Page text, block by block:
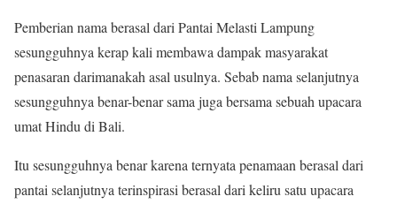
Pemberian nama berasal dari Pantai Melasti Lampung
sesungguhnya kerap kali membawa dampak masyarakat
penasaran darimanakah asal usulnya. Sebab nama selanjutnya
sesungguhnya benar-benar sama juga bersama sebuah upacara
umat Hindu di Bali.
Itu sesungguhnya benar karena ternyata penamaan berasal dari
pantai selanjutnya terinspirasi berasal dari keliru satu upacara